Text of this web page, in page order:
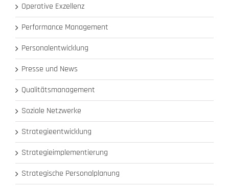
Operative Exzellenz
Performance Management
Personalentwicklung
Presse und News
Qualitätsmanagement
Soziale Netzwerke
Strategieentwicklung
Strategieimplementierung
Strategische Personalplanung